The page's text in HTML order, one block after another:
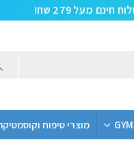
מוצרי טיפוח